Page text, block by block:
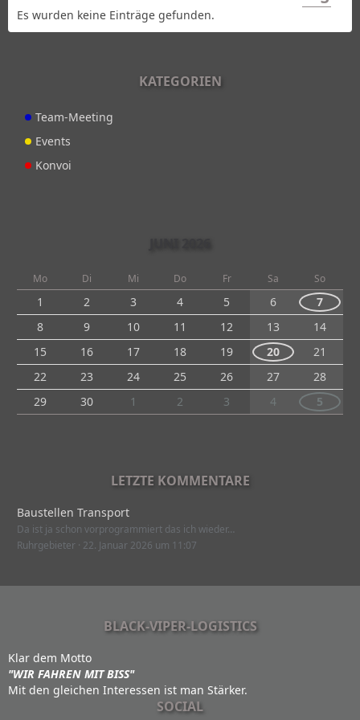
Es wurden keine Einträge gefunden.
KATEGORIEN
Team-Meeting
Events
Konvoi
Mo Di Mi Do Fr Sa So
1 2 3 4 5 6
7
8
9 10 11 12 13
14
15
16 17 18 19 20
21
22
23 24 25 26 27
28
29
30 1 2 3 4 5
LETZTE KOMMENTARE
Baustellen Transport
Da ist ja schon vorprogrammiert das ich wieder…
Ruhrgebieter 22. Januar 2026 um 11:07
BLACK-VIPER-LOGISTICS
Klar dem Motto
"WIR FAHREN MIT BISS"
Mit den gleichen Interessen ist man Stärker.
SOCIAL